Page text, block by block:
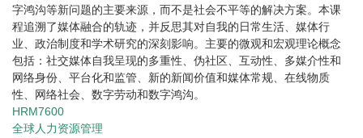
字鸿沟等新问题的主要来源，而不是社会不平等的解决方案。本课
程追溯了媒体融合的轨迹，并反思其对自我的日常生活、媒体行
业、政治制度和学术研究的深刻影响。主要的微观和宏观理论概念
包括：社交媒体自我呈现的多重性、伪社区、互动性、多媒介性和
网络身份、平台化和监管、新的新闻价值和媒体常规、在线物质
性、网络社会、数字劳动和数字鸿沟。
HRM7600
全球人力资源管理